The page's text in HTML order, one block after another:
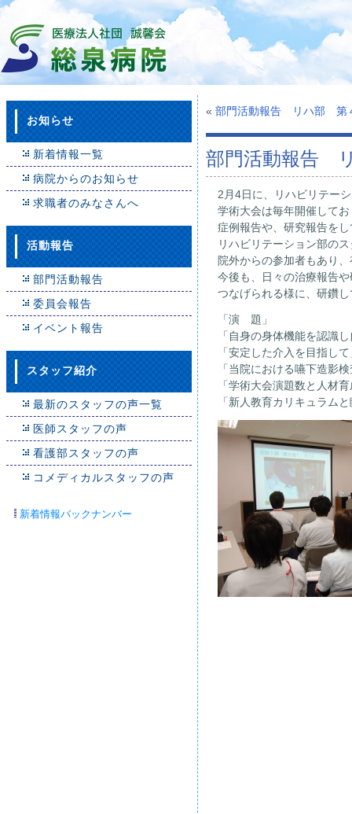
お知らせ
新着情報一覧
病院からのお知らせ
求職者のみなさんへ
活動報告
部門活動報告
委員会報告
イベント報告
スタッフ紹介
最新のスタッフの声一覧
医師スタッフの声
看護部スタッフの声
コメディカルスタッフの声
新着情報バックナンバー
« 部門活動報告 リハ部 第
部門活動報告
2月4日に、リハビリテー
学術大会は毎年開催して
症例報告や、研究報告を
リハビリテーション部の
院外からの参加者もあり
今後も、日々の治療報告
つなげられる様に、研鑽
「演 題」
「自身の身体機能を認識
「安定した介入を目指し
「当院における嚥下造影
「学術大会演題数と人材
「新人教育カリキュラム